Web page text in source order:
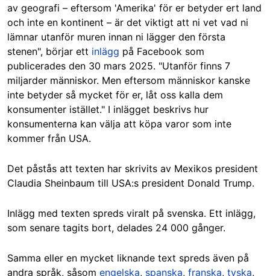
av geografi – eftersom 'Amerika' för er betyder ert land
och inte en kontinent – är det viktigt att ni vet vad ni
lämnar utanför muren innan ni lägger den första
stenen", börjar ett inlägg på Facebook som
publicerades den 30 mars 2025. "Utanför finns 7
miljarder människor. Men eftersom människor kanske
inte betyder så mycket för er, låt oss kalla dem
konsumenter istället." I inlägget beskrivs hur
konsumenterna kan välja att köpa varor som inte
kommer från USA.
Det påstås att texten har skrivits av Mexikos president
Claudia Sheinbaum till USA:s president Donald Trump.
Inlägg med texten spreds viralt på svenska. Ett inlägg,
som senare tagits bort, delades 24 000 gånger.
Samma eller en mycket liknande text spreds även på
andra språk, såsom engelska, spanska, franska, tyska,